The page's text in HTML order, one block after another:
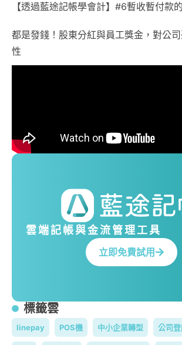
【透過藍途記帳學會計】#6暫收暫付款
都是發錢！股東分紅與員工獎金，對公
性
雲端記帳與金流管理工具
立即免費試用
標籤雲
linepay POS機 中小企業轉型 公司